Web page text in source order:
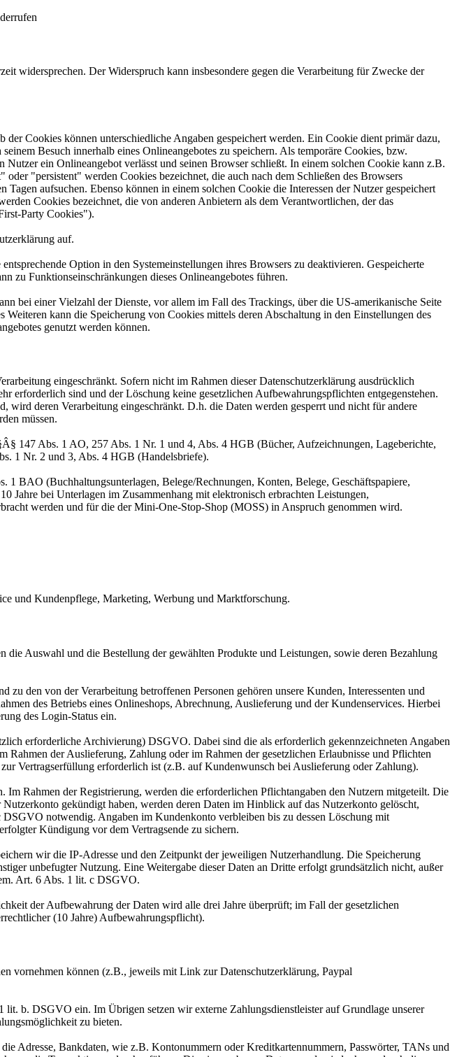
widersprechen. Der Widerspruch kann insbesondere gegen die Verarbeitung für Zwecke der
Cookies können unterschiedliche Angaben gespeichert werden. Ein Cookie dient primär dazu,
Besuch innerhalb eines Onlineangebotes zu speichern. Als temporäre Cookies, bzw.
ein Onlineangebot verlässt und seinen Browser schließt. In einem solchen Cookie kann z.B.
"persistent" werden Cookies bezeichnet, die auch nach dem Schließen des Browsers
aufsuchen. Ebenso können in einem solchen Cookie die Interessen der Nutzer gespeichert
Cookies bezeichnet, die von anderen Anbietern als dem Verantwortlichen, der das
Party Cookies").
auf.
Option in den Systemeinstellungen ihres Browsers zu deaktivieren. Gespeicherte
zu Funktionseinschränkungen dieses Onlineangebotes führen.
bei einer Vielzahl der Dienste, vor allem im Fall des Trackings, über die US-amerikanische Seite
Weiteren kann die Speicherung von Cookies mittels deren Abschaltung in den Einstellungen des
genutzt werden können.
eingeschränkt. Sofern nicht im Rahmen dieser Datenschutzerklärung ausdrücklich
erforderlich sind und der Löschung keine gesetzlichen Aufbewahrungspflichten entgegenstehen.
deren Verarbeitung eingeschränkt. D.h. die Daten werden gesperrt und nicht für andere
müssen.
147 Abs. 1 AO, 257 Abs. 1 Nr. 1 und 4, Abs. 4 HGB (Bücher, Aufzeichnungen, Lageberichte,
1 Nr. 2 und 3, Abs. 4 HGB (Handelsbriefe).
BAO (Buchhaltungsunterlagen, Belege/Rechnungen, Konten, Belege, Geschäftspapiere,
Jahre bei Unterlagen im Zusammenhang mit elektronisch erbrachten Leistungen,
werden und für die der Mini-One-Stop-Shop (MOSS) in Anspruch genommen wird.
und Kundenpflege, Marketing, Werbung und Marktforschung.
Auswahl und die Bestellung der gewählten Produkte und Leistungen, sowie deren Bezahlung
den von der Verarbeitung betroffenen Personen gehören unsere Kunden, Interessenten und
des Betriebs eines Onlineshops, Abrechnung, Auslieferung und der Kundenservices. Hierbei
des Login-Status ein.
erforderliche Archivierung) DSGVO. Dabei sind die als erforderlich gekennzeichneten Angaben
der Auslieferung, Zahlung oder im Rahmen der gesetzlichen Erlaubnisse und Pflichten
Vertragserfüllung erforderlich ist (z.B. auf Kundenwunsch bei Auslieferung oder Zahlung).
Rahmen der Registrierung, werden die erforderlichen Pflichtangaben den Nutzern mitgeteilt. Die
gekündigt haben, werden deren Daten im Hinblick auf das Nutzerkonto gelöscht,
notwendig. Angaben im Kundenkonto verbleiben bis zu dessen Löschung mit
Kündigung vor dem Vertragsende zu sichern.
wir die IP-Adresse und den Zeitpunkt der jeweiligen Nutzerhandlung. Die Speicherung
unbefugter Nutzung. Eine Weitergabe dieser Daten an Dritte erfolgt grundsätzlich nicht, außer
Art. 6 Abs. 1 lit. c DSGVO.
der Aufbewahrung der Daten wird alle drei Jahre überprüft; im Fall der gesetzlichen
(10 Jahre) Aufbewahrungspflicht).
vornehmen können (z.B., jeweils mit Link zur Datenschutzerklärung, Paypal
b. DSGVO ein. Im Übrigen setzen wir externe Zahlungsdienstleister auf Grundlage unserer
zu bieten.
Adresse, Bankdaten, wie z.B. Kontonummern oder Kreditkartennummern, Passwörter, TANs und